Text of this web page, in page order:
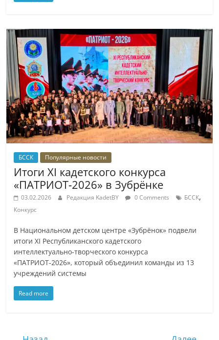
БССК Популярные новости
Итоги XI кадетского конкурса
«ПАТРИОТ‑2026» в Зубрёнке
03.02.2026 Редакция KadetBY 0 Comments БССК,
Конкурс
В Национальном детском центре «Зубрёнок» подвели
итоги XI Республиканского кадетского
интеллектуально‑творческого конкурса
«ПАТРИОТ‑2026», который объединил команды из 13
учреждений системы
Read more